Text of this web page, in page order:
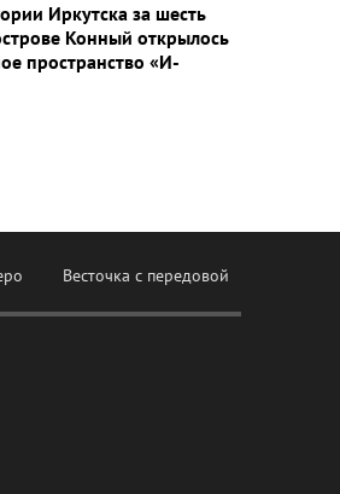
Иркутска за шесть
Конный открылось
пространство «И-
Весточка с передовой